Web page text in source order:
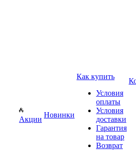
Акции
Новинки
Как купить
Условия
оплаты
Условия
доставки
Гарантия
на товар
Возврат